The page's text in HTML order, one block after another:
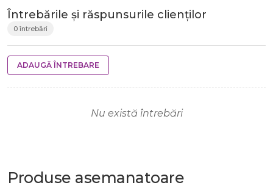
Întrebările și răspunsurile clienților
0 întrebări
ADAUGĂ ÎNTREBARE
Nu există întrebări
Produse asemanatoare